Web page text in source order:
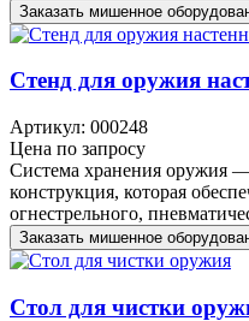
Заказать мишенное
Стенд для оружия
Артикул: 000248
Цена по запросу
Система хранения оружия
конструкция, которая
огнестрельного,
Заказать мишенное
Стол для чистки